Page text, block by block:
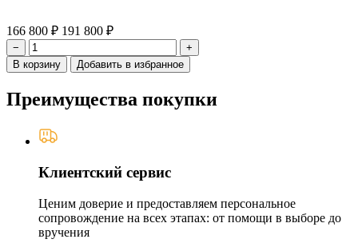
166 800 ₽ 191 800 ₽
−
+
В корзину
Добавить в избранное
Преимущества покупки
Клиентский сервис
Ценим доверие и предоставляем персональное
сопровождение на всех этапах: от помощи в выборе до
вручения